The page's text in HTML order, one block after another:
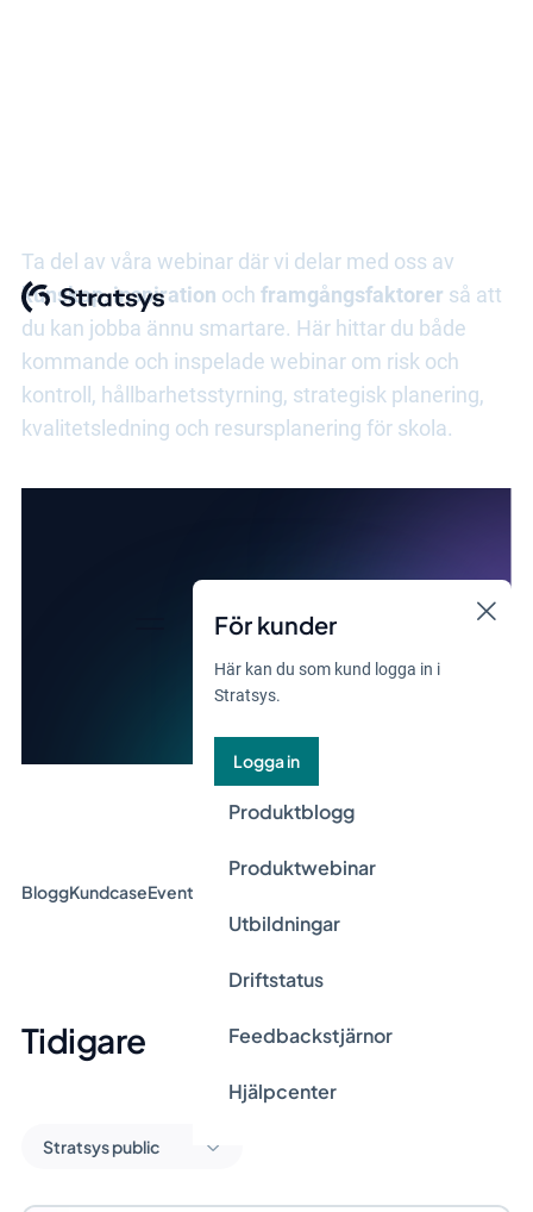
För kunder
Här kan du som kund logga in i
Stratsys.
Logga in
Produktblogg
Produktwebinar
Utbildningar
Driftstatus
Feedbackstjärnor
Hjälpcenter
Ta del av våra webinar där vi delar med oss av
kunskap,inspiration och framgångsfaktorer så att
du kan jobba ännu smartare. Här hittar du både
kommande och inspelade webinar om risk och
kontroll, hållbarhetsstyrning, strategisk planering,
kvalitetsledning och resursplanering för skola.
BloggKundcaseEvent & Webinar
Tidigare
Stratsys public